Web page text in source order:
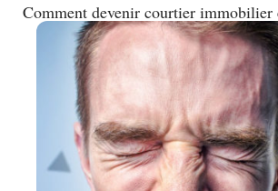
Comment devenir courtier immobilier